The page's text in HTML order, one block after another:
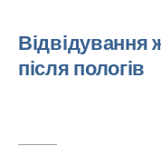
Відвідування
після пологів